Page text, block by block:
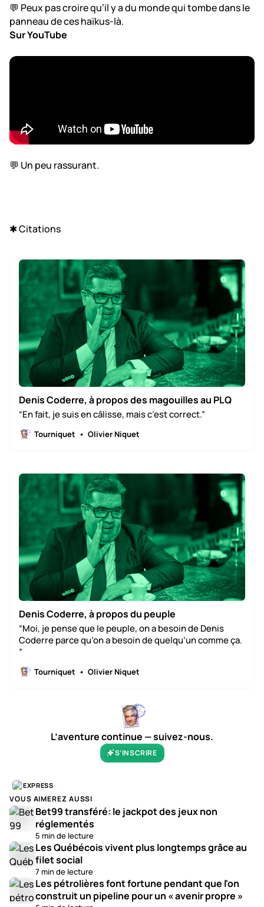
💬 Peux pas croire qu’il y a du monde qui tombe dans le
panneau de ces haïkus-là.
Sur YouTube
💬 Un peu rassurant.
✱ Citations
Denis Coderre, à propos des magouilles au PLQ
“En fait, je suis en câlisse, mais c’est correct.”
Tourniquet Olivier Niquet
Denis Coderre, à propos du peuple
“Moi, je pense que le peuple, on a besoin de Denis
Coderre parce qu’on a besoin de quelqu’un comme ça.
”
Tourniquet Olivier Niquet
L’aventure continue — suivez-nous.
S’INSCRIRE
EXPRESS
VOUS AIMEREZ AUSSI
Bet99 transféré: le jackpot des jeux non
réglementés
5 min de lecture
Les Québécois vivent plus longtemps grâce au
filet social
7 min de lecture
Les pétrolières font fortune pendant que l'on
construit un pipeline pour un « avenir propre »